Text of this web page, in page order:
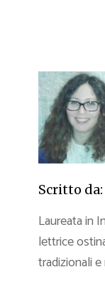
Scritto da:
Laureata in
lettrice
tradizionali